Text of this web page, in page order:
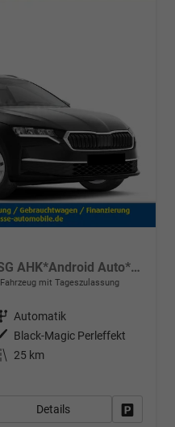
Selection Kombi 1.5 TSI DSG AHK*Android Auto*ACC*SHZ*E-Heck*Keyless*Kamera*2Z Klimaauto
Fahrzeug mit Tageszulassung
Getriebe Automatik
Außenfarbe
Black-Magic Perleffekt
Kilometerstand
25 km
Details